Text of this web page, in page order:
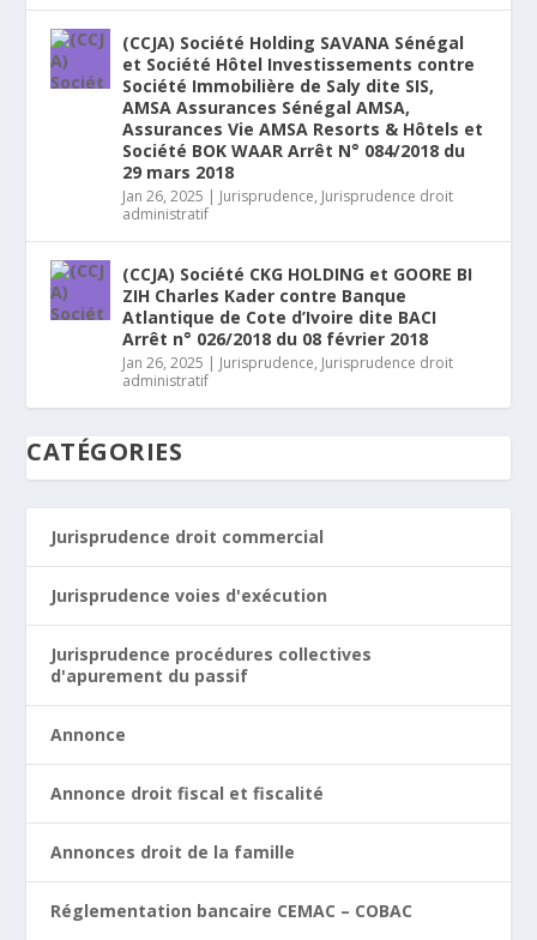
(CCJA) Société Holding SAVANA Sénégal
et Société Hôtel Investissements contre
Société Immobilière de Saly dite SIS,
AMSA Assurances Sénégal AMSA,
Assurances Vie AMSA Resorts & Hôtels et
Société BOK WAAR Arrêt N° 084/2018 du
29 mars 2018
Jan 26, 2025 | Jurisprudence, Jurisprudence droit
administratif
(CCJA) Société CKG HOLDING et GOORE BI
ZIH Charles Kader contre Banque
Atlantique de Cote d’Ivoire dite BACI
Arrêt n° 026/2018 du 08 février 2018
Jan 26, 2025 | Jurisprudence, Jurisprudence droit
administratif
CATÉGORIES
Jurisprudence droit commercial
Jurisprudence voies d'exécution
Jurisprudence procédures collectives
d'apurement du passif
Annonce
Annonce droit fiscal et fiscalité
Annonces droit de la famille
Réglementation bancaire CEMAC – COBAC